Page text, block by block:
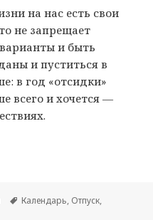
на нас есть свои
не запрещает
и быть
и пуститься в
в год «отсидки»
всего и хочется —
отпуск в 2021 году
Метки
Календарь, Отпуск,